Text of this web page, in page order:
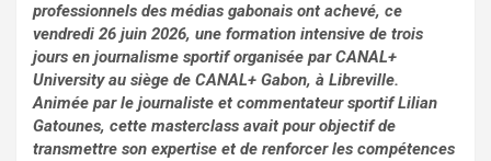
professionnels des médias gabonais ont achevé, ce
vendredi 26 juin 2026, une formation intensive de trois
jours en journalisme sportif organisée par CANAL+
University au siège de CANAL+ Gabon, à Libreville.
Animée par le journaliste et commentateur sportif Lilian
Gatounes, cette masterclass avait pour objectif de
transmettre son expertise et de renforcer les compétences